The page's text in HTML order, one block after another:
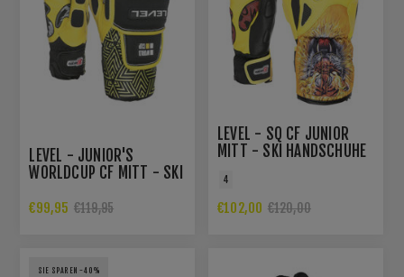
LEVEL - JUNIOR'S
WORLDCUP CF MITT - SKI
€99,95 €119,95
LEVEL - SQ CF JUNIOR
MITT - SKI HANDSCHUHE
4
€102,00 €120,00
SIE SPAREN -40%